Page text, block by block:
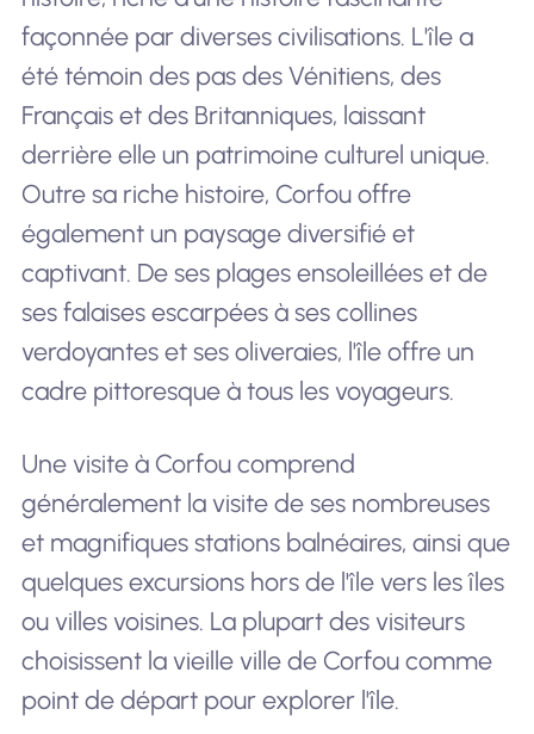
façonnée par diverses civilisations. L'île a
été témoin des pas des Vénitiens, des
Français et des Britanniques, laissant
derrière elle un patrimoine culturel unique.
Outre sa riche histoire, Corfou offre
également un paysage diversifié et
captivant. De ses plages ensoleillées et de
ses falaises escarpées à ses collines
verdoyantes et ses oliveraies, l'île offre un
cadre pittoresque à tous les voyageurs.
Une visite à Corfou comprend
généralement la visite de ses nombreuses
et magnifiques stations balnéaires, ainsi que
quelques excursions hors de l'île vers les îles
ou villes voisines. La plupart des visiteurs
choisissent la vieille ville de Corfou comme
point de départ pour explorer l'île.